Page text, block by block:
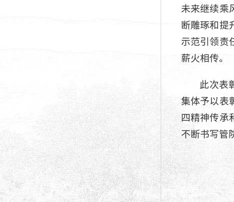
未来继续乘
断雕琢和提
示范引领责
薪火相传。
此次表
集体予以表
四精神传承
不断书写管